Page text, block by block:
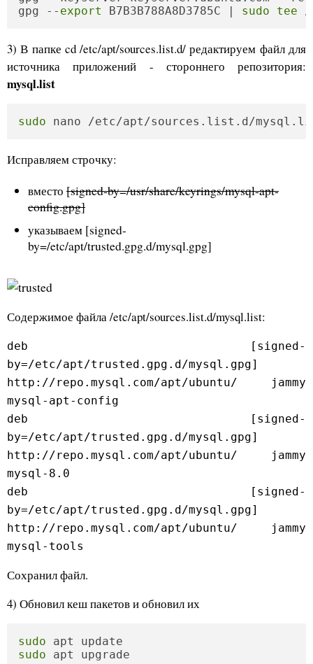
gpg -- export B7B3B788A8D3785C | sudo tee
3) В папке cd /etc/apt/sources.list.d/ редактируем файл для
источника приложений - стороннего репозитория:
mysql.list
sudo nano /etc/apt/sources.list.d/
Исправляем строчку:
вместо [signed-by=/usr/share/keyrings/mysql-apt-
config.gpg]
указываем [signed-
by=/etc/apt/trusted.gpg.d/mysql.gpg]
Содержимое файла /etc/apt/sources.list.d/mysql.list:
deb [signed-
by=/etc/apt/trusted.gpg.d/mysql.gpg]
http://repo.mysql.com/apt/ubuntu/ jammy
mysql-apt-config
deb [signed-
by=/etc/apt/trusted.gpg.d/mysql.gpg]
http://repo.mysql.com/apt/ubuntu/ jammy
mysql-8.0
deb [signed-
by=/etc/apt/trusted.gpg.d/mysql.gpg]
http://repo.mysql.com/apt/ubuntu/ jammy
mysql-tools
Сохранил файл.
4) Обновил кеш пакетов и обновил их
sudo
sudo apt upgrade